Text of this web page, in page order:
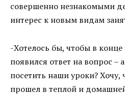
совершенно незнакомыми
интерес к новым видам
-Хотелось бы, чтобы в конце
появился ответ на вопрос –
посетить наши уроки? Хочу,
прошел в теплой и